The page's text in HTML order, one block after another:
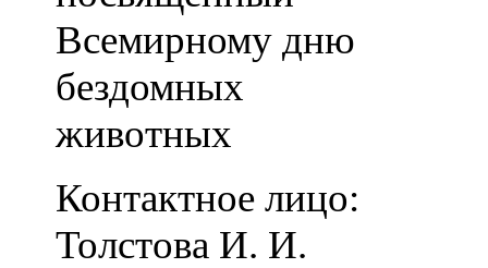
Всемирному дню
бездомных
животных
Контактное лицо:
Толстова И. И.